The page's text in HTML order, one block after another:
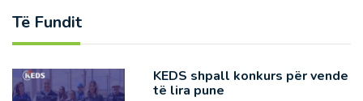
Të Fundit
KEDS shpall konkurs për vende
të lira pune